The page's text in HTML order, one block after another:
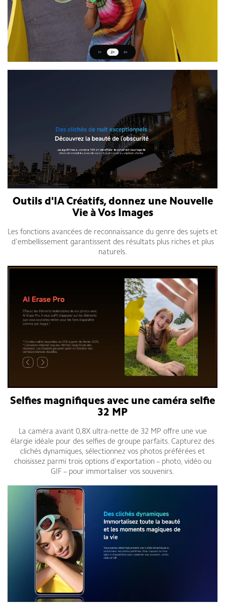
Outils d'IA Créatifs, donnez une Nouvelle
Vie à Vos Images
Les fonctions avancées de reconnaissance du genre des sujets et
d'embellissement garantissent des résultats plus riches et plus
naturels.
Selfies magnifiques avec une caméra selfie
32 MP
La caméra avant 0,8X ultra-nette de 32 MP offre une vue
élargie idéale pour des selfies de groupe parfaits. Capturez des
clichés dynamiques, sélectionnez vos photos préférées et
choisissez parmi trois options d'exportation – photo, vidéo ou
GIF – pour immortaliser vos souvenirs.